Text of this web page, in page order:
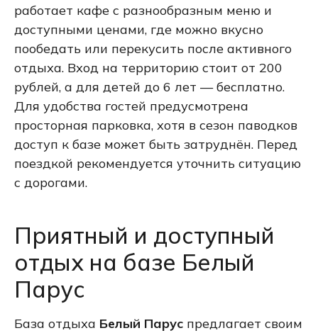
работает кафе с разнообразным меню и
доступными ценами, где можно вкусно
пообедать или перекусить после активного
отдыха. Вход на территорию стоит от 200
рублей, а для детей до 6 лет — бесплатно.
Для удобства гостей предусмотрена
просторная парковка, хотя в сезон паводков
доступ к базе может быть затруднён. Перед
поездкой рекомендуется уточнить ситуацию
с дорогами.
Приятный и доступный
отдых на базе Белый
Парус
База отдыха Белый Парус предлагает своим